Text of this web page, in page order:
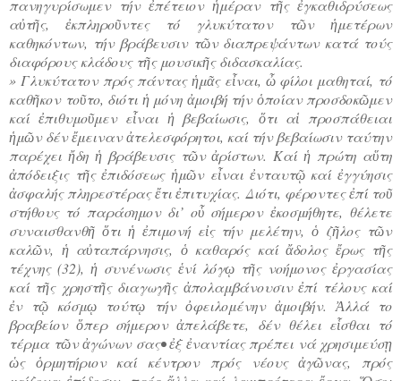
πανηγυρίσωμεν τήν ἐπέτειον ἡμέραν τῆς ἐγκαθιδρύσεως
αὐτῆς, ἐκπληροῦντες τό γλυκύτατον τῶν ἡμετέρων
καθηκόντων, τήν βράβευσιν τῶν διαπρεψάντων κατά τούς
διαφόρους κλάδους τῆς μουσικῆς διδασκαλίας.
» Γλυκύτατον πρός πάντας ἡμᾶς εἶναι, ὦ φίλοι μαθηταί, τό
καθῆκον τοῦτο, διότι ἡ μόνη ἀμοιβή τήν ὁποίαν προσδοκῶμεν
καί ἐπιθυμοῦμεν εἶναι ἡ βεβαίωσις, ὅτι αἱ προσπάθειαι
ἡμῶν δέν ἔμειναν ἀτελεσφόρητοι, καί τήν βεβαίωσιν ταύτην
παρέχει ἤδη ἡ βράβευσις τῶν ἀρίστων. Καί ἡ πρώτη αὕτη
ἀπόδειξις τῆς ἐπιδόσεως ἡμῶν εἶναι ἐνταυτῷ καί ἐγγύησις
ἀσφαλής πληρεστέρας ἔτι ἐπιτυχίας. Διότι, φέροντες ἐπί τοῦ
στήθους τό παράσημον δι’ οὗ σήμερον ἐκοσμήθητε, θέλετε
συναισθανθῆ ὅτι ἡ ἐπιμονή εἰς τήν μελέτην, ὁ ζῆλος τῶν
καλῶν, ἡ αὐταπάρνησις, ὁ καθαρός καί ἄδολος ἔρως τῆς
τέχνης (32), ἡ συνένωσις ἑνί λόγῳ τῆς νοήμονος ἐργασίας
καί τῆς χρηστῆς διαγωγῆς ἀπολαμβάνουσιν ἐπί τέλους καί
ἐν τῷ κόσμῳ τούτῳ τήν ὀφειλομένην ἀμοιβήν. Ἀλλά το
βραβείον ὅπερ σήμερον ἀπελάβετε, δέν θέλει εἷσθαι τό
τέρμα τῶν ἀγώνων σας• ἐξ ἐναντίας πρέπει νά χρησιμεύσῃ
ὡς ὁρμητήριον καί κέντρον πρός νέους ἀγῶνας, πρός